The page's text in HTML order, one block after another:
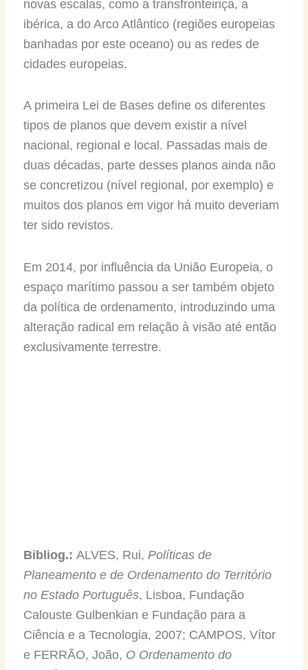
novas escalas, como a transfronteiriça, a
ibérica, a do Arco Atlântico (regiões europeias
banhadas por este oceano) ou as redes de
cidades europeias.
A primeira Lei de Bases define os diferentes
tipos de planos que devem existir a nível
nacional, regional e local. Passadas mais de
duas décadas, parte desses planos ainda não
se concretizou (nível regional, por exemplo) e
muitos dos planos em vigor há muito deveriam
ter sido revistos.
Em 2014, por influência da União Europeia, o
espaço marítimo passou a ser também objeto
da política de ordenamento, introduzindo uma
alteração radical em relação à visão até então
exclusivamente terrestre.
Bibliog.: ALVES, Rui, Políticas de
Planeamento e de Ordenamento do Território
no Estado Português, Lisboa, Fundação
Calouste Gulbenkian e Fundação para a
Ciência e a Tecnologia, 2007; CAMPOS, Vítor
e FERRÃO, João, O Ordenamento do